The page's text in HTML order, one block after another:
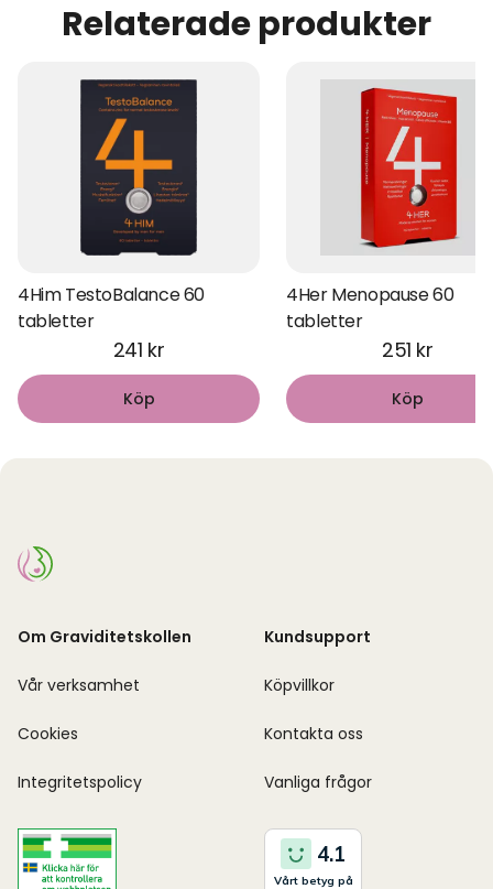
Relaterade produkter
4Him TestoBalance 60
tabletter
241 kr
Köp
4Her Menopause 60
tabletter
251 kr
Köp
Om Graviditetskollen
Vår verksamhet
Cookies
Integritetspolicy
Kundsupport
Köpvillkor
Kontakta oss
Vanliga frågor